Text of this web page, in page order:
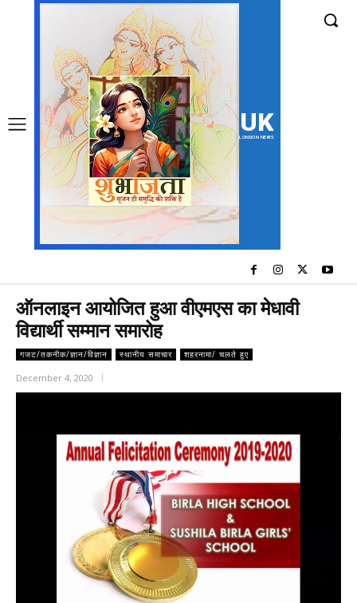
UK
LONDON NEWS
ऑनलाइन आयोजित हुआ वीएमएस का मेधावी
विद्यार्थी सम्मान समारोह
गजट/तकनीक/ज्ञान/विज्ञान स्थानीय समाचार शहरनामा/ चलते हुए
December 4, 2020